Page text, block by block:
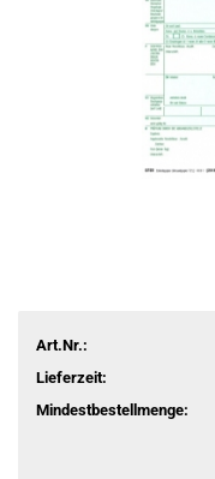
Art.Nr.:
Lieferzeit:
Mindestbestellmenge: